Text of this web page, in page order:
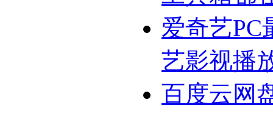
爱奇艺PC
艺影视播
百度云网